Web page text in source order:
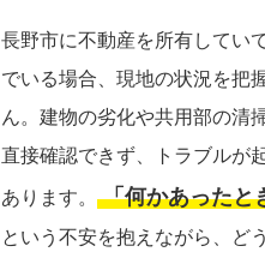
長野市に不動産を所有してい
でいる場合、現地の状況を把
ん。建物の劣化や共用部の清
直接確認できず、トラブルが
あります。 「何かあったと
という不安を抱えながら、ど